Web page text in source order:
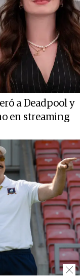
a Deadpool y
en streaming